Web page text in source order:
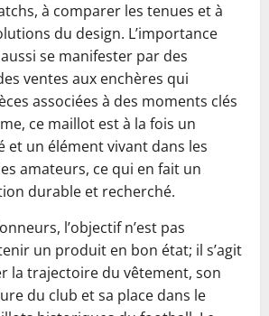
à comparer les tenues et à
du design. L’importance
se manifester par des
ventes aux enchères qui
associées à des moments clés
ce maillot est à la fois un
et un élément vivant dans les
amateurs, ce qui en fait un
durable et recherché.
l’objectif n’est pas
un produit en bon état; il s’agit
la trajectoire du vêtement, son
du club et sa place dans le